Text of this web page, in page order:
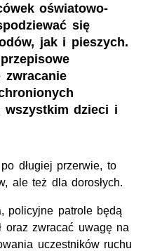
oświatowo-
się
jak i pieszych.
wszystkim dzieci i
długiej przerwie, to
ale też dla dorosłych.
policyjne patrole będą
oraz zwracać uwagę na
uczestników ruchu